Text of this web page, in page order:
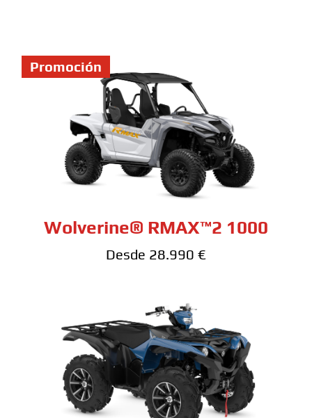
Promoción
Wolverine® RMAX™2 1000
Desde 28.990 €